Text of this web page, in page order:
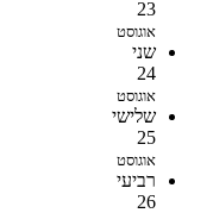
23
אוגוסט
שני
24
אוגוסט
שלישי
25
אוגוסט
רביעי
26